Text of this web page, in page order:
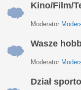
Kino/Film/
Moderator
Wasze
Moderator
Dział